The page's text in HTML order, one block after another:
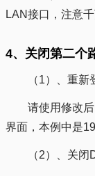
LAN接口，注意
4、关闭第二个
（1）、重
请使用修改
界面，本例中是
（2）、关闭